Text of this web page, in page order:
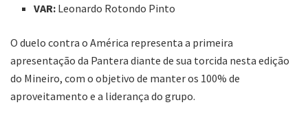
VAR: Leonardo Rotondo Pinto
O duelo contra o América representa a primeira
apresentação da Pantera diante de sua torcida nesta edição
do Mineiro, com o objetivo de manter os 100% de
aproveitamento e a liderança do grupo.